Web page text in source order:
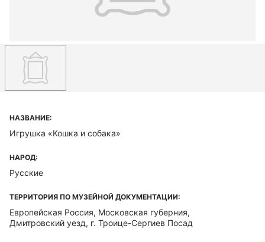
НАЗВАНИЕ:
Игрушка «Кошка и собака»
НАРОД:
Русские
ТЕРРИТОРИЯ ПО МУЗЕЙНОЙ ДОКУМЕНТАЦИИ:
Европейская Россия, Московская губерния,
Дмитровский уезд, г. Троице-Сергиев Посад